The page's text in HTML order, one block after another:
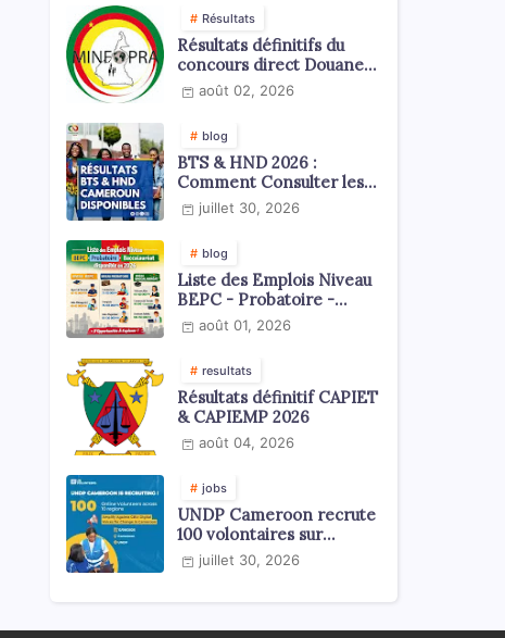
Résultats
Résultats définitifs du
concours direct Douanes
2026août 02, 2026
blog
BTS & HND 2026 :
Comment Consulter les
Résultats ?
juillet 30, 2026
blog
Liste des Emplois Niveau
BEPC - Probatoire -
Baccalauréat dispoblible
en 2026
août 01, 2026
resultats
Résultats définitif CAPIET
& CAPIEMP 2026
août 04, 2026
jobs
UNDP Cameroon recrute
100 volontaires sur
l'échelle du territoire
national
juillet 30, 2026